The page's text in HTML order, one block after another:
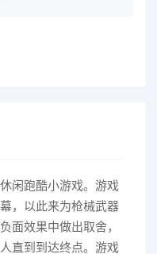
闲跑酷小游戏。游戏
，以此来为枪械武器
面效果中做出取舍，
直到到达终点。游戏